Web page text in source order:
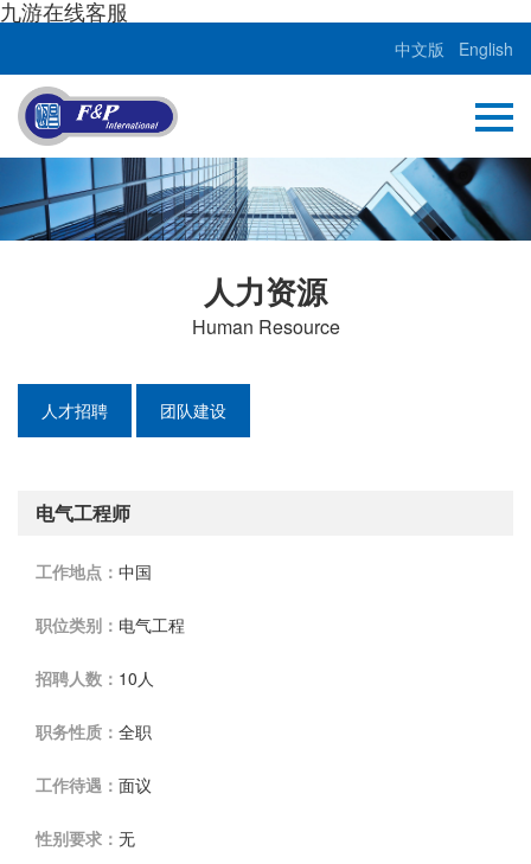
九游在线客服
中文版 English
人力资源
Human Resource
人才招聘 团队建设
电气工程师
工作地点： 中国
职位类别： 电气工程
招聘人数： 10人
职务性质： 全职
工作待遇： 面议
性别要求： 无